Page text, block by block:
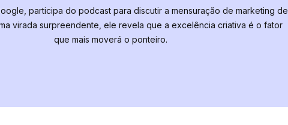
participa do podcast para discutir a mensuração de marketing de
virada surpreendente, ele revela que a excelência criativa é o fator
que mais moverá o ponteiro.